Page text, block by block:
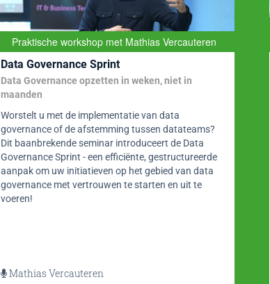
Praktische workshop met Mathias Vercauteren
Data Governance Sprint
Data Governance opzetten in weken, niet in
maanden
Worstelt u met de implementatie van data
governance of de afstemming tussen datateams?
Dit baanbrekende seminar introduceert de Data
Governance Sprint - een efficiënte, gestructureerde
aanpak om uw initiatieven op het gebied van data
governance met vertrouwen te starten en uit te
voeren!
Mathias Vercauteren